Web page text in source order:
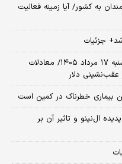
به کشور/ آیا زمینه فعالیت
جزئیات
پیش‌بینی قیمت طلا، دلار و سکه امروز شنبه ۱۷ مرداد ۱۴۰۵/ معادلات
عقب‌نشینی دلار
بیماری خطرناک در کمین است
ال‌نینو و تاثیر آن بر